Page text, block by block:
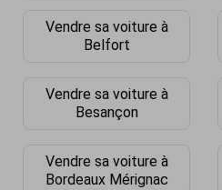
Vendre sa voiture à
Belfort
Vendre sa voiture à
Besançon
Vendre sa voiture à
Bordeaux Mérignac